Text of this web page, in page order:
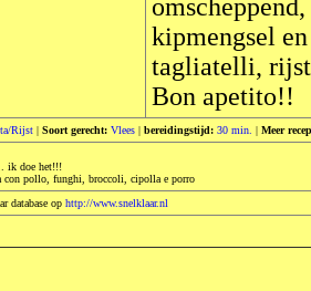
kipmengsel
tagliatelli,
Bon apetito!!
Rijst | Soort gerecht: Vlees | bereidingstijd: 30 min. | Meer
ik doe het!!!
con pollo, funghi, broccoli, cipolla e porro
database op http://www.snelklaar.nl